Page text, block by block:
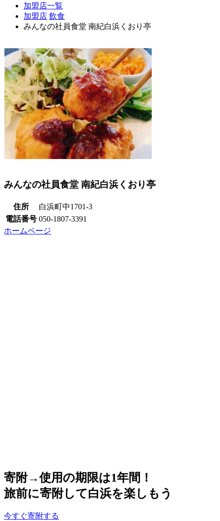
加盟店一覧
加盟店 飲食
みんなの社員食堂 南紀白浜くおり亭
みんなの社員食堂 南紀白浜くおり亭
住所
白浜町中1701-3
電話番号 050-1807-3391
ホームページ
寄附→使用の期限は1年間！
旅前に寄附して白浜を楽しもう
今すぐ寄附する